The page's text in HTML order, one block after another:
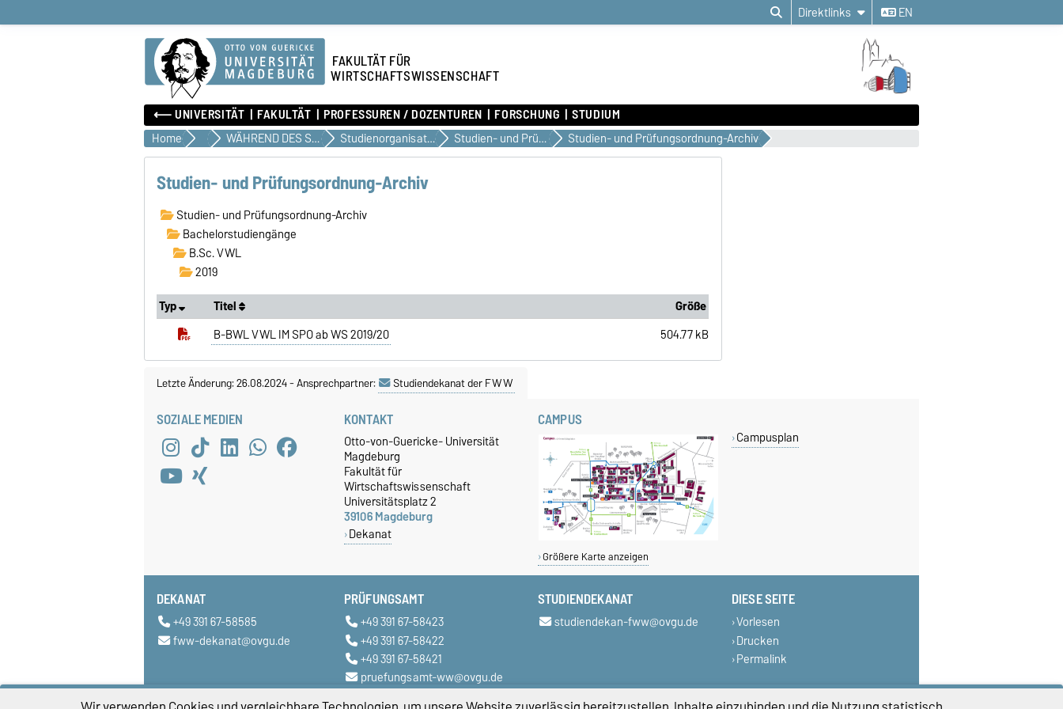
Direktlinks EN
FAKULTÄT FÜR
WIRTSCHAFTSWISSENSCHAFT
⟵ UNIVERSITÄT FAKULTÄT PROFESSUREN / DOZENTUREN FORSCHUNG STUDIUM
Home Studium WÄHREND DES STUDIUMS Studienorganisation & Dokumente Studien- und Prüfungsordnungen Studien- und Prüfungsordnung-Archiv
Studien- und Prüfungsordnung-Archiv
Studien- und Prüfungsordnung-Archiv
Bachelorstudiengänge
B.Sc. VWL
2019
Typ
Titel
Größe
B-BWL VWL IM SPO ab WS 2019/20
504.77 kB
Letzte Änderung: 26.08.2024-Ansprechpartner: Studiendekanat der FWW
SOZIALE MEDIEN KONTAKT
Otto-von-Guericke- Universität
Magdeburg
Fakultät für
Wirtschaftswissenschaft
Universitätsplatz 2
39106 Magdeburg
Dekanat
CAMPUS
Größere Karte anzeigen
Campusplan
DEKANAT
+49 391 67-58585
fww-dekanat@ovgu.de
PRÜFUNGSAMT
+49 391 67-58423
+49 391 67-58422
+49 391 67-58421
pruefungsamt-ww@ovgu.de
STUDIENDEKANAT
studiendekan-fww@ovgu.de
DIESE SEITE
Vorlesen
Drucken
Permalink